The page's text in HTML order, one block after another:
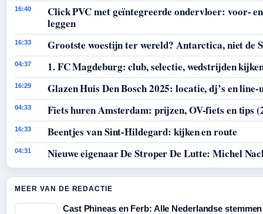
16:40
Click PVC met geïntegreerde ondervloer: voor-
leggen
16:33 Grootste woestijn ter wereld? Antarctica, niet de
04:37 1. FC Magdeburg: club, selectie, wedstrijden
16:29 Glazen Huis Den Bosch 2025: locatie, dj’s en line-
04:33 Fiets huren Amsterdam: prijzen, OV-fiets en tips
16:33 Beentjes van Sint-Hildegard: kijken en route
04:31 Nieuwe eigenaar De Stroper De Lutte: Michel
MEER VAN DE REDACTIE
Cast Phineas en Ferb: Alle Nederlandse stemmen